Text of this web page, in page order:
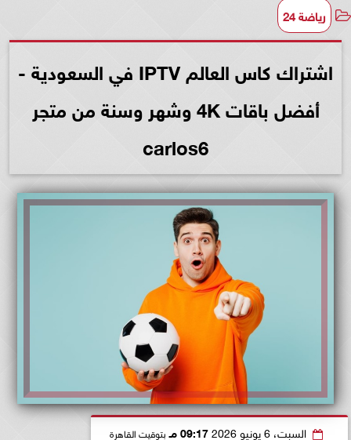
رياضة 24
اشتراك كاس العالم IPTV في السعودية -
أفضل باقات 4K وشهر وسنة من متجر
carlos6
السبت، 6 يونيو 2026 09:17 مـ بتوقيت القاهرة